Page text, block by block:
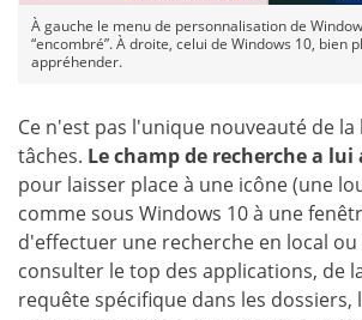
À gauche le menu de personnalisation de
“encombré”. À droite, celui de Windows 10, bien
appréhender.
Ce n'est pas l'unique nouveauté de la
tâches. Le champ de recherche a
pour laisser place à une icône (une
comme sous Windows 10 à une
d'effectuer une recherche en local ou
consulter le top des applications, de
requête spécifique dans les dossiers,